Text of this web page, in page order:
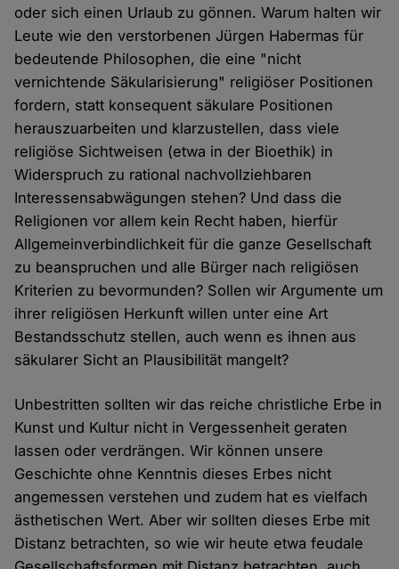
oder sich einen Urlaub zu gönnen. Warum halten wir
Leute wie den verstorbenen Jürgen Habermas für
bedeutende Philosophen, die eine "nicht
vernichtende Säkularisierung" religiöser Positionen
fordern, statt konsequent säkulare Positionen
herauszuarbeiten und klarzustellen, dass viele
religiöse Sichtweisen (etwa in der Bioethik) in
Widerspruch zu rational nachvollziehbaren
Interessensabwägungen stehen? Und dass die
Religionen vor allem kein Recht haben, hierfür
Allgemeinverbindlichkeit für die ganze Gesellschaft
zu beanspruchen und alle Bürger nach religiösen
Kriterien zu bevormunden? Sollen wir Argumente um
ihrer religiösen Herkunft willen unter eine Art
Bestandsschutz stellen, auch wenn es ihnen aus
säkularer Sicht an Plausibilität mangelt?
Unbestritten sollten wir das reiche christliche Erbe in
Kunst und Kultur nicht in Vergessenheit geraten
lassen oder verdrängen. Wir können unsere
Geschichte ohne Kenntnis dieses Erbes nicht
angemessen verstehen und zudem hat es vielfach
ästhetischen Wert. Aber wir sollten dieses Erbe mit
Distanz betrachten, so wie wir heute etwa feudale